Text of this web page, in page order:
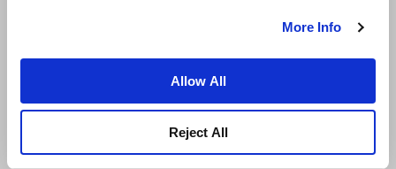
More Info
Allow All
Reject All
Unternehmensentwicklung
Karriere Kontakt Bestpreisgarantie
Nutzungsbestimmungen